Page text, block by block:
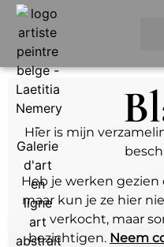
Hier is mijn
Heb je werken
maar kun je ze hier
verkocht, maar
bezichtigen. Neem